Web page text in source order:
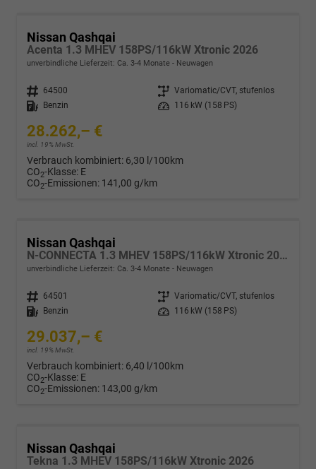
Nissan Qashqai
Acenta 1.3 MHEV 158PS/116kW Xtronic 2026
unverbindliche Lieferzeit: Ca. 3-4 Monate Neuwagen
Fahrzeugnr. 64500 Getriebe Variomatic/CVT, stufenlos
Kraftstoff
Benzin Leistung 116 kW (158 PS)
28.262,– €
incl. 19% MwSt.
Verbrauch kombiniert: 6,30 l/100km
CO2-Klasse: E
CO2-Emissionen: 141,00 g/km
Nissan Qashqai
N-CONNECTA 1.3 MHEV 158PS/116kW Xtronic 2026
unverbindliche Lieferzeit: Ca. 3-4 Monate Neuwagen
Fahrzeugnr. 64501 Getriebe Variomatic/CVT, stufenlos
Kraftstoff
Benzin Leistung 116 kW (158 PS)
29.037,– €
incl. 19% MwSt.
Verbrauch kombiniert: 6,40 l/100km
CO2-Klasse: E
CO2-Emissionen: 143,00 g/km
Nissan Qashqai
Tekna 1.3 MHEV 158PS/116kW Xtronic 2026